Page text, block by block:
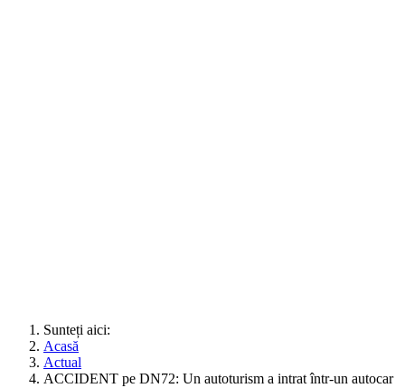
Sunteți aici:
Acasă
Actual
ACCIDENT pe DN72: Un autoturism a intrat într-un autocar